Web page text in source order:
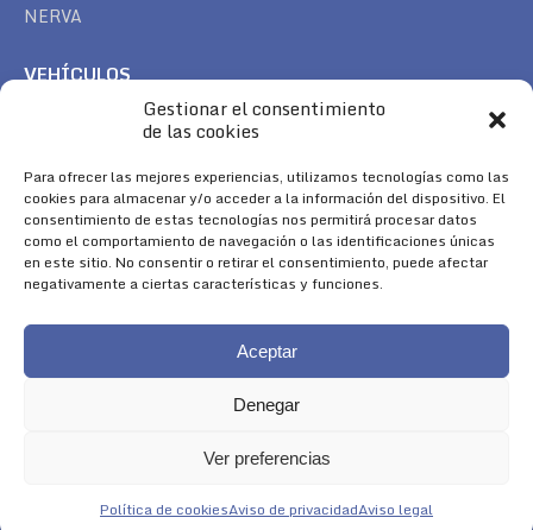
Gestionar el consentimiento
de las cookies
Para ofrecer las mejores experiencias, utilizamos tecnologías como las
cookies para almacenar y/o acceder a la información del dispositivo. El
consentimiento de estas tecnologías nos permitirá procesar datos
como el comportamiento de navegación o las identificaciones únicas
en este sitio. No consentir o retirar el consentimiento, puede afectar
negativamente a ciertas características y funciones.
Aceptar
Denegar
Ver preferencias
Política de cookiesAviso de privacidadAviso legal
NERVA
VEHÍCULOS
TREK
SÍGUENOS
Encuéntranos en:
Facebook
page
YouTube
page
Instagram
page
Aviso Legal|Política de Cookies